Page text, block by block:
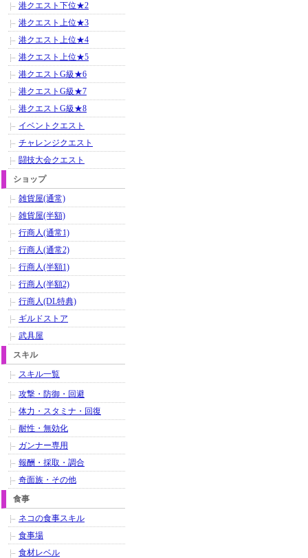
港クエスト下位★2
港クエスト上位★3
港クエスト上位★4
港クエスト上位★5
港クエストG級★6
港クエストG級★7
港クエストG級★8
イベントクエスト
チャレンジクエスト
闘技大会クエスト
ショップ
雑貨屋(通常)
雑貨屋(半額)
行商人(通常1)
行商人(通常2)
行商人(半額1)
行商人(半額2)
行商人(DL特典)
ギルドストア
武具屋
スキル
スキル一覧
攻撃・防御・回避
体力・スタミナ・回復
耐性・無効化
ガンナー専用
報酬・採取・調合
奇面族・その他
食事
ネコの食事スキル
食事場
食材レベル